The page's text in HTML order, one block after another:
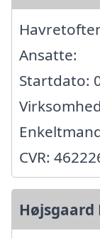
Ansatte:
Startdato:
CVR:
Højsgaard